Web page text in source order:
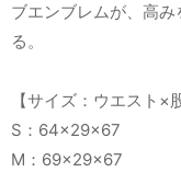
ブエンブレムが、高
る。
【サイズ：ウエスト×
S：64×29×67
M：69×29×67